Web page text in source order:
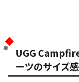
UGG
ーツのサイズ